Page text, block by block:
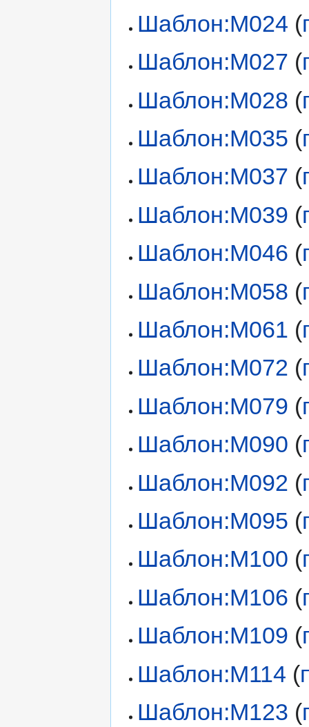
Шаблон:М024 (
Шаблон:М027 (
Шаблон:М028 (
Шаблон:М035 (
Шаблон:М037 (
Шаблон:М039 (
Шаблон:М046 (
Шаблон:М058 (
Шаблон:М061 (
Шаблон:М072 (
Шаблон:М079 (
Шаблон:М090 (
Шаблон:М092 (
Шаблон:М095 (
Шаблон:М100 (
Шаблон:М106 (
Шаблон:М109 (
Шаблон:М114 (
Шаблон:М123 (